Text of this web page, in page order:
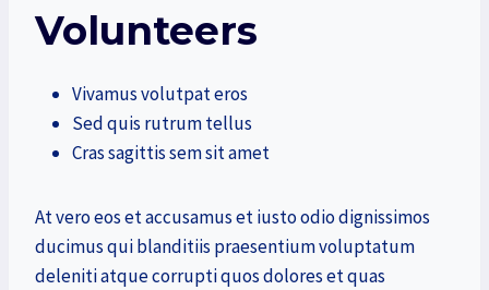
Volunteers
Vivamus volutpat eros
Sed quis rutrum tellus
Cras sagittis sem sit amet
At vero eos et accusamus et iusto odio dignissimos
ducimus qui blanditiis praesentium voluptatum
deleniti atque corrupti quos dolores et quas